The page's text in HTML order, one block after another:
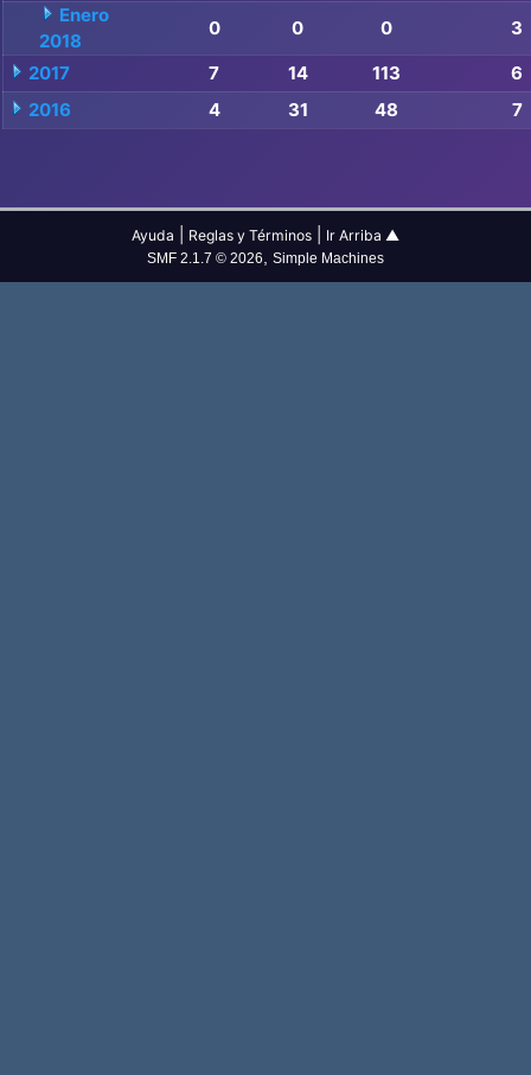
Enero
2018
0 0 0
3
2017
7 14 113
6
2016
4 31 48 7
Ayuda Reglas y Términos Ir Arriba ▲
SMF 2.1.7 © 2026 Simple Machines